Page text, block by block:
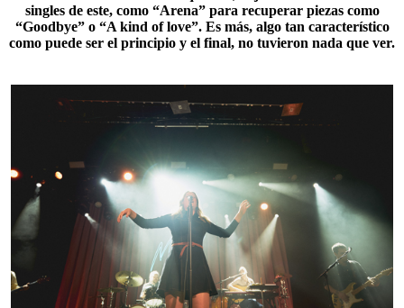
singles de este, como “Arena” para recuperar piezas como
“Goodbye” o “A kind of love”. Es más, algo tan característico
como puede ser el principio y el final, no tuvieron nada que ver.